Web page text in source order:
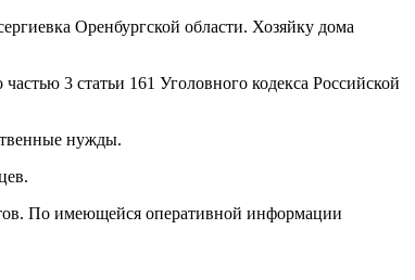
Оренбургской области. Хозяйку дома
3 статьи 161 Уголовного кодекса Российской
нужды.
По имеющейся оперативной информации